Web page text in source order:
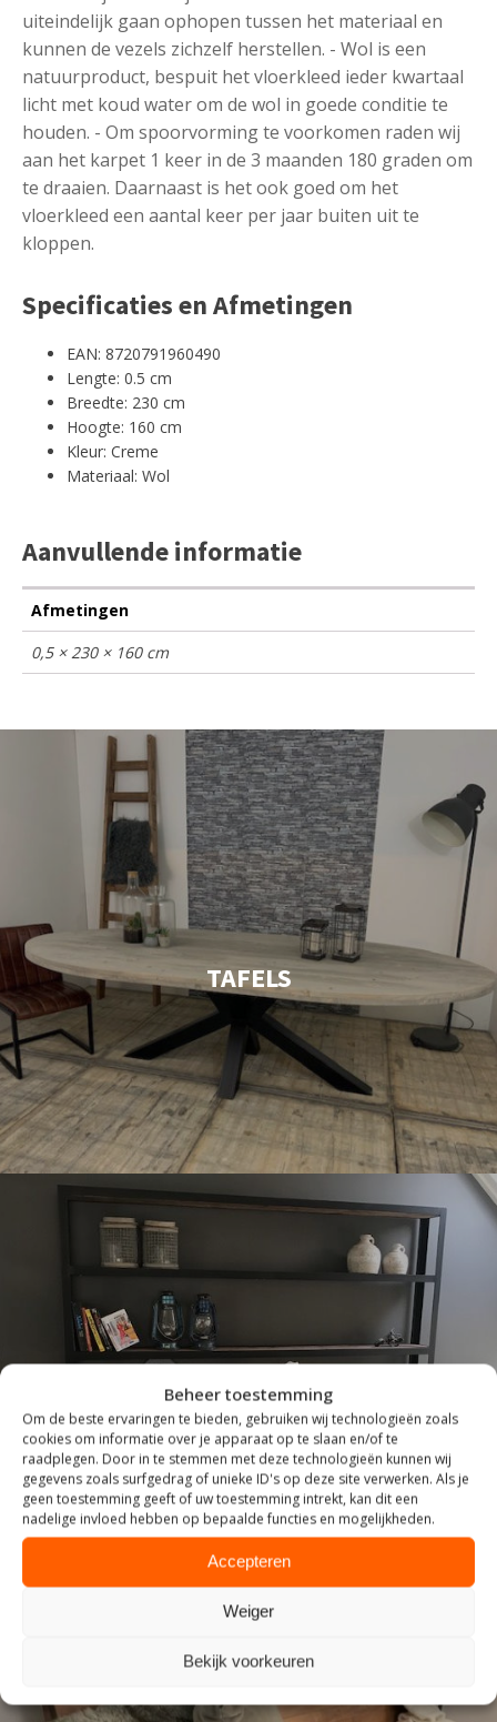
Beheer toestemming
Om de beste ervaringen te bieden, gebruiken wij technologieën zoals
cookies om informatie over je apparaat op te slaan en/of te
raadplegen. Door in te stemmen met deze technologieën kunnen wij
gegevens zoals surfgedrag of unieke ID's op deze site verwerken. Als je
geen toestemming geeft of uw toestemming intrekt, kan dit een
nadelige invloed hebben op bepaalde functies en mogelijkheden.
Accepteren
Weiger
Bekijk voorkeuren
uiteindelijk gaan ophopen tussen het materiaal en
kunnen de vezels zichzelf herstellen. - Wol is een
natuurproduct, bespuit het vloerkleed ieder kwartaal
licht met koud water om de wol in goede conditie te
houden. - Om spoorvorming te voorkomen raden wij
aan het karpet 1 keer in de 3 maanden 180 graden om
te draaien. Daarnaast is het ook goed om het
vloerkleed een aantal keer per jaar buiten uit te
kloppen.
Specificaties en Afmetingen
EAN: 8720791960490
Lengte: 0.5 cm
Breedte: 230 cm
Hoogte: 160 cm
Kleur: Creme
Materiaal: Wol
Aanvullende informatie
Afmetingen
0,5 × 230 × 160 cm
TAFELS
INDUSTRIEEL